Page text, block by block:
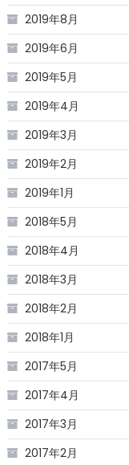
2019年8月
2019年6月
2019年5月
2019年4月
2019年3月
2019年2月
2019年1月
2018年5月
2018年4月
2018年3月
2018年2月
2018年1月
2017年5月
2017年4月
2017年3月
2017年2月